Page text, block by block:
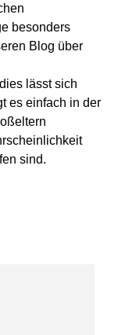
besonders
Blog über
lässt sich
es einfach in der
sind.